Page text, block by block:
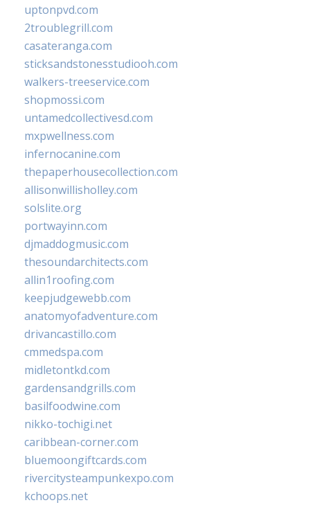
uptonpvd.com
2troublegrill.com
casateranga.com
sticksandstonesstudiooh.com
walkers-treeservice.com
shopmossi.com
untamedcollectivesd.com
mxpwellness.com
infernocanine.com
thepaperhousecollection.com
allisonwillisholley.com
solslite.org
portwayinn.com
djmaddogmusic.com
thesoundarchitects.com
allin1roofing.com
keepjudgewebb.com
anatomyofadventure.com
drivancastillo.com
cmmedspa.com
midletontkd.com
gardensandgrills.com
basilfoodwine.com
nikko-tochigi.net
caribbean-corner.com
bluemoongiftcards.com
rivercitysteampunkexpo.com
kchoops.net